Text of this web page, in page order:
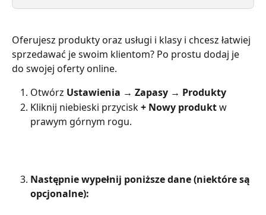
Oferujesz produkty oraz usługi i klasy i chcesz łatwiej
sprzedawać je swoim klientom? Po prostu dodaj je
do swojej oferty online.
Otwórz Ustawienia → Zapasy → Produkty
Kliknij niebieski przycisk + Nowy produkt w
prawym górnym rogu.
Następnie wypełnij poniższe dane (niektóre są
opcjonalne):